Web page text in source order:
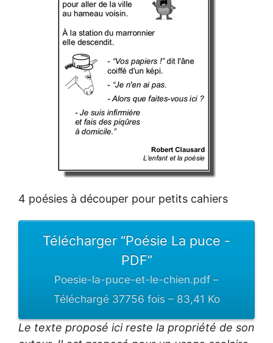
4 poésies à découper pour petits cahiers
Télécharger “Poésie La puce -
PDF”
Poesie-la-puce-et-le-chien.pdf –
Téléchargé 37756 fois – 83,41 Ko
Le texte proposé ici reste la propriété de son